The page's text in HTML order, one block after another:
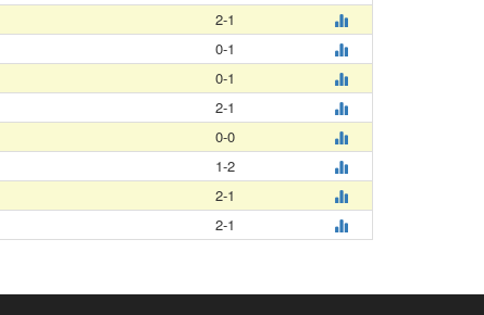
2-1
0-1
0-1
2-1
0-0
1-2
2-1
2-1